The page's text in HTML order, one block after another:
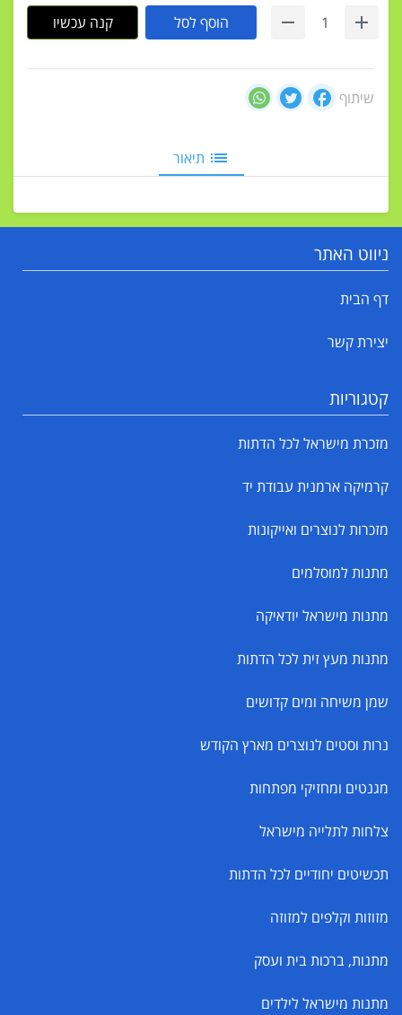
הוסף לסל
קנה עכשיו
שיתוף
תיאור
ניווט האתר
דף הבית
יצירת קשר
קטגוריות
מזכרת מישראל לכל הדתות
קרמיקה ארמנית עבודת יד
מזכרות לנוצרים ואייקונות
מתנות למוסלמים
מתנות מישראל יודאיקה
מתנות מעץ זית לכל הדתות
שמן משיחה ומים קדושים
נרות וסטים לנוצרים מארץ הקודש
מגנטים ומחזיקי מפתחות
צלחות לתלייה מישראל
תכשיטים יחודיים לכל הדתות
מזוזות וקלפים למזוזה
מתנות, ברכות בית ועסק
מתנות מישראל לילדים